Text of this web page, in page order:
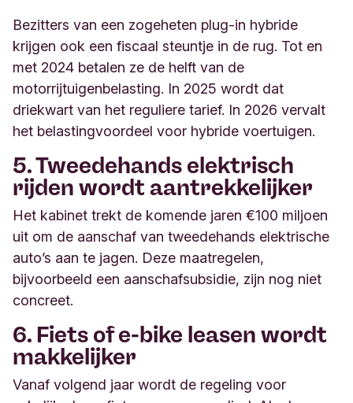
Bezitters van een zogeheten plug-in hybride
krijgen ook een fiscaal steuntje in de rug. Tot en
met 2024 betalen ze de helft van de
motorrijtuigenbelasting. In 2025 wordt dat
driekwart van het reguliere tarief. In 2026 vervalt
het belastingvoordeel voor hybride voertuigen.
5. Tweedehands elektrisch
rijden wordt aantrekkelijker
Het kabinet trekt de komende jaren €100 miljoen
uit om de aanschaf van tweedehands elektrische
auto’s aan te jagen. Deze maatregelen,
bijvoorbeeld een aanschafsubsidie, zijn nog niet
concreet.
6. Fiets of e-bike leasen wordt
makkelijker
Vanaf volgend jaar wordt de regeling voor